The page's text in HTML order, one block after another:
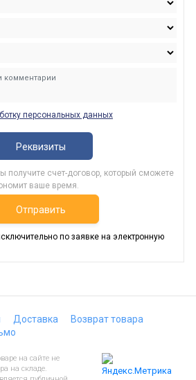
персональных данных
Реквизиты
получите счет-договор, который сможете
ваше время.
Отправить
по заявке на электронную
Доставка
Возврат товара
на сайте не
на складе.